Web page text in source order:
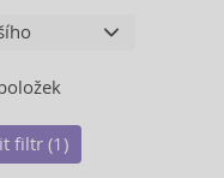
filtr (1)